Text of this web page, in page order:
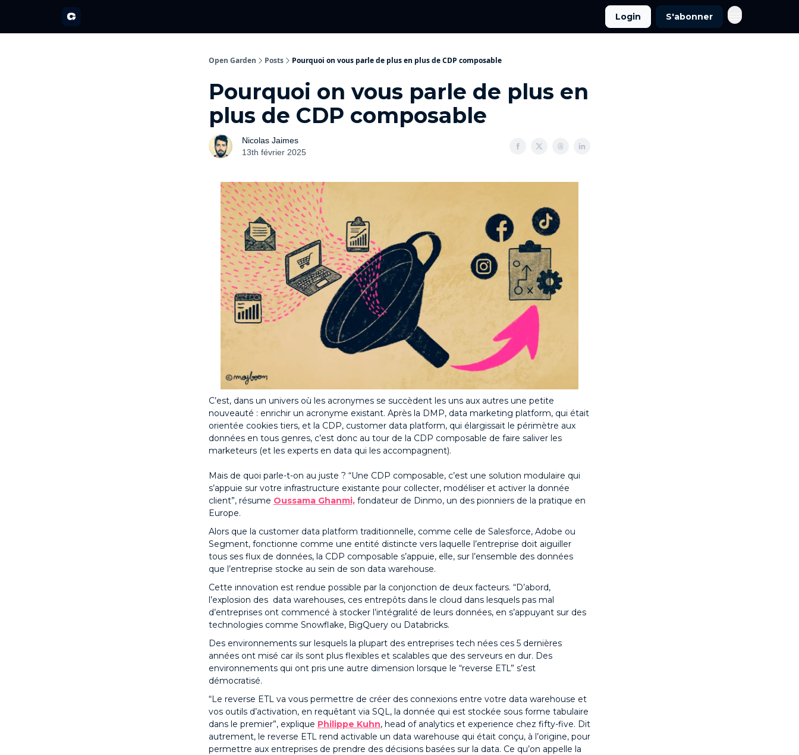
Login S'abonner
Open Garden Posts Pourquoi on vous parle de plus en plus de CDP composable
Pourquoi on vous parle de plus en
plus de CDP composable
Nicolas Jaimes
13th février 2025
C’est, dans un univers où les acronymes se succèdent les uns aux autres une petite
nouveauté : enrichir un acronyme existant. Après la DMP, data marketing platform, qui était
orientée cookies tiers, et la CDP, customer data platform, qui élargissait le périmètre aux
données en tous genres, c’est donc au tour de la CDP composable de faire saliver les
marketeurs (et les experts en data qui les accompagnent).
Mais de quoi parle-t-on au juste ? “Une CDP composable, c’est une solution modulaire qui
s’appuie sur votre infrastructure existante pour collecter, modéliser et activer la donnée
client”, résume Oussama Ghanmi, fondateur de Dinmo, un des pionniers de la pratique en
Europe.
Alors que la customer data platform traditionnelle, comme celle de Salesforce, Adobe ou
Segment, fonctionne comme une entité distincte vers laquelle l’entreprise doit aiguiller
tous ses flux de données, la CDP composable s’appuie, elle, sur l’ensemble des données
que l’entreprise stocke au sein de son data warehouse.
Cette innovation est rendue possible par la conjonction de deux facteurs. “D’abord,
l’explosion des data warehouses, ces entrepôts dans le cloud dans lesquels pas mal
d’entreprises ont commencé à stocker l’intégralité de leurs données, en s’appuyant sur des
technologies comme Snowflake, BigQuery ou Databricks.
Des environnements sur lesquels la plupart des entreprises tech nées ces 5 dernières
années ont misé car ils sont plus flexibles et scalables que des serveurs en dur. Des
environnements qui ont pris une autre dimension lorsque le “reverse ETL” s’est
démocratisé.
“Le reverse ETL va vous permettre de créer des connexions entre votre data warehouse et
vos outils d’activation, en requêtant via SQL, la donnée qui est stockée sous forme tabulaire
dans le premier”, explique Philippe Kuhn, head of analytics et experience chez fifty-five. Dit
autrement, le reverse ETL rend activable un data warehouse qui était conçu, à l’origine, pour
permettre aux entreprises de prendre des décisions basées sur la data. Ce qu’on appelle la